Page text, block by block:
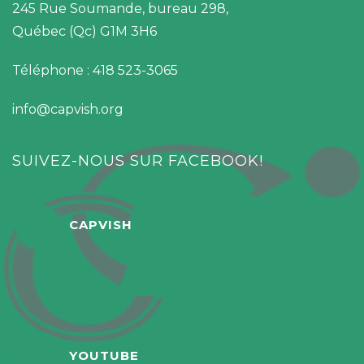
245 Rue Soumande, bureau 298,
Québec (Qc) G1M 3H6
Téléphone : 418 523-3065
info@capvish.org
SUIVEZ-NOUS SUR FACEBOOK!
CAPVISH
YOUTUBE